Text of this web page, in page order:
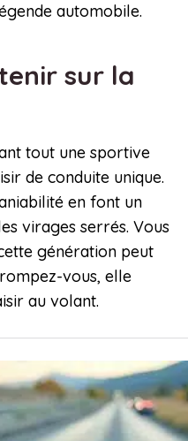
automobile.
sur la
tout une sportive
de conduite unique.
en font un
virages serrés. Vous
génération peut
vous, elle
au volant.